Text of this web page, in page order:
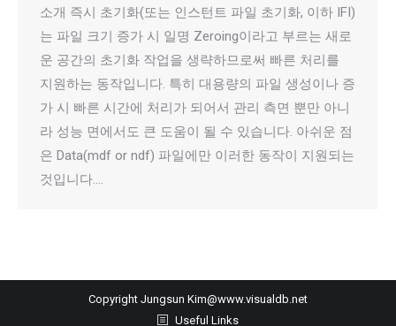
소개 즉시 초기화(또는 인스턴트 파일 초기화, 이하 IFI)
는 파일 크기 증가 시 일명 Zeroing이라고 부르는 새로
운 공간의 초기화 작업을 생략하므로써 빠른 처리를
지원하는 동작입니다. 특히 대용량의 파일 생성이나 증
가 시 빠른 시간에 처리가 되어서 관리 측면 뿐만 아니
라 성능 면에서도 큰 도움이 될 수 있습니다. 아쉬운 점
은 Data(mdf or ndf) 파일에만 이러한 동작이 지원되는
것입니다.…
Copyright Jungsun Kim@www.visualdb.net
Useful Links